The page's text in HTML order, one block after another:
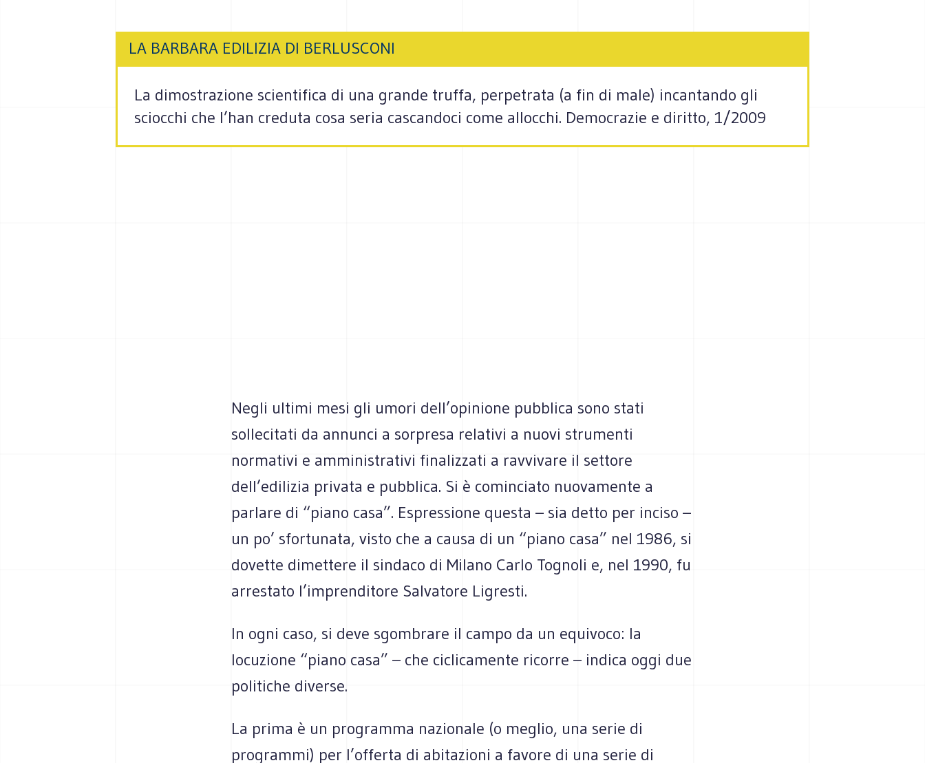
LA BARBARA EDILIZIA DI BERLUSCONI
La dimostrazione scientifica di una grande truffa, perpetrata (a fin di male) incantando gli
sciocchi che l’han creduta cosa seria cascandoci come allocchi. Democrazie e diritto, 1/2009
Negli ultimi mesi gli umori dell’opinione pubblica sono stati
sollecitati da annunci a sorpresa relativi a nuovi strumenti
normativi e amministrativi finalizzati a ravvivare il settore
dell’edilizia privata e pubblica. Si è cominciato nuovamente a
parlare di “piano casa”. Espressione questa – sia detto per inciso –
un po’ sfortunata, visto che a causa di un “piano casa” nel 1986, si
dovette dimettere il sindaco di Milano Carlo Tognoli e, nel 1990, fu
arrestato l’imprenditore Salvatore Ligresti.
In ogni caso, si deve sgombrare il campo da un equivoco: la
locuzione “piano casa” – che ciclicamente ricorre – indica oggi due
politiche diverse.
La prima è un programma nazionale (o meglio, una serie di
programmi) per l’offerta di abitazioni a favore di una serie di